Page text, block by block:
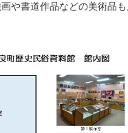
や書道作品などの美術品